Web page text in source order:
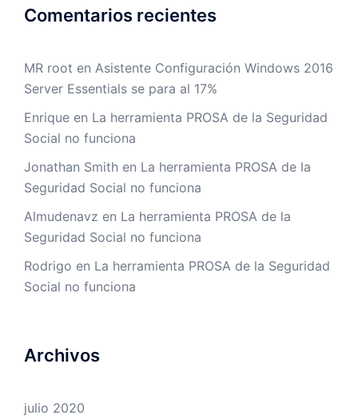
Comentarios recientes
MR root en Asistente Configuración Windows 2016
Server Essentials se para al 17%
Enrique en La herramienta PROSA de la Seguridad
Social no funciona
Jonathan Smith en La herramienta PROSA de la
Seguridad Social no funciona
Almudenavz en La herramienta PROSA de la
Seguridad Social no funciona
Rodrigo en La herramienta PROSA de la Seguridad
Social no funciona
Archivos
julio 2020